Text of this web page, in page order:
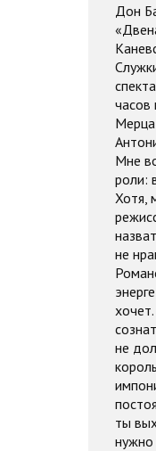
Дон
часов
Мне
роли:
Хотя,
не
не
ты